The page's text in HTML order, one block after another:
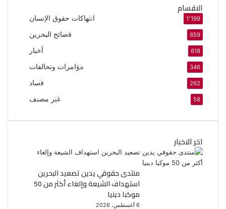
الاقسام
انتهاكات حقوق الإنسان 1٬199
فضائح البحرين 659
أخبار 618
مؤامرات وتحالفات 346
فساد 262
غير مصنف 58
اخر الاخبار
منتدى حقوقي يدين تصعيد البحرين
استهداف الشيعة وإلغاء أكثر من 50
موكبا دينيا
6 أغسطس، 2026